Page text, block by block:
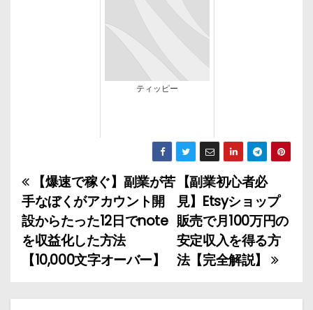
ティッピー
投
稿
ナ
ビ
ゲ
【副業初心者必
見】Etsyショップ
販売で月100万円の
安定収入を得る方
法【完全解説】
【爆速で稼ぐ】副業が苦
手なぼくがアカウント開
設からたった12日でnote
を収益化した方法
【10,000文字オーバー】